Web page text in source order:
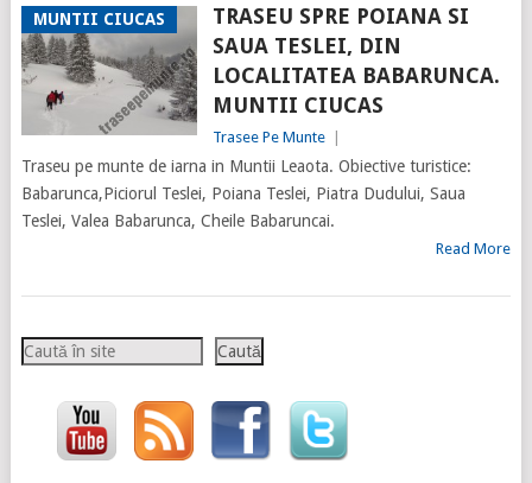
MUNTII CIUCAS
TRASEU SPRE POIANA SI
SAUA TESLEI, DIN
LOCALITATEA BABARUNCA.
MUNTII CIUCAS
Trasee Pe Munte
Traseu pe munte de iarna in Muntii Leaota. Obiective turistice:
Babarunca,Piciorul Teslei, Poiana Teslei, Piatra Dudului, Saua
Teslei, Valea Babarunca, Cheile Babaruncai.
Read More
Caută Caută